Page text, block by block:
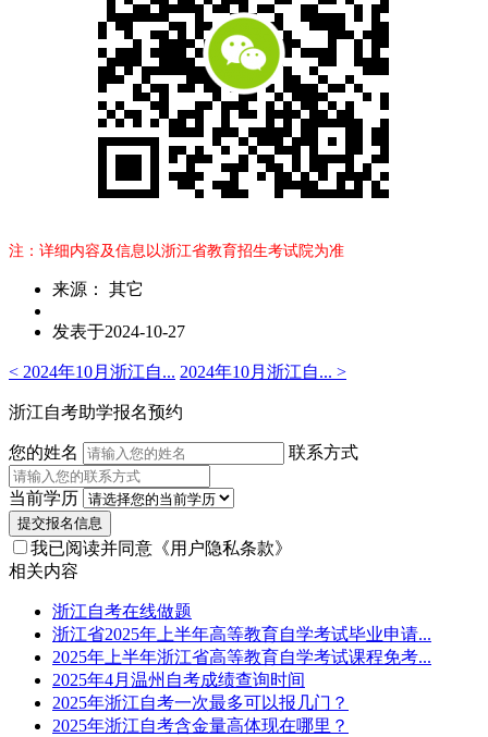
注：详细内容及信息以浙江省教育招生考试院为准
来源： 其它
发表于2024-10-27
< 2024年10月浙江自... 2024年10月浙江自... >
浙江自考助学报名预约
您的姓名 联系方式
当前学历
提交报名信息
我已阅读并同意 《用户隐私条款》
相关内容
浙江自考在线做题
浙江省2025年上半年高等教育自学考试毕业申请...
2025年上半年浙江省高等教育自学考试课程免考...
2025年4月温州自考成绩查询时间
2025年浙江自考一次最多可以报几门？
2025年浙江自考含金量高体现在哪里？